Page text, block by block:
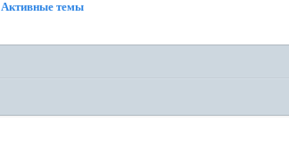
Активные темы